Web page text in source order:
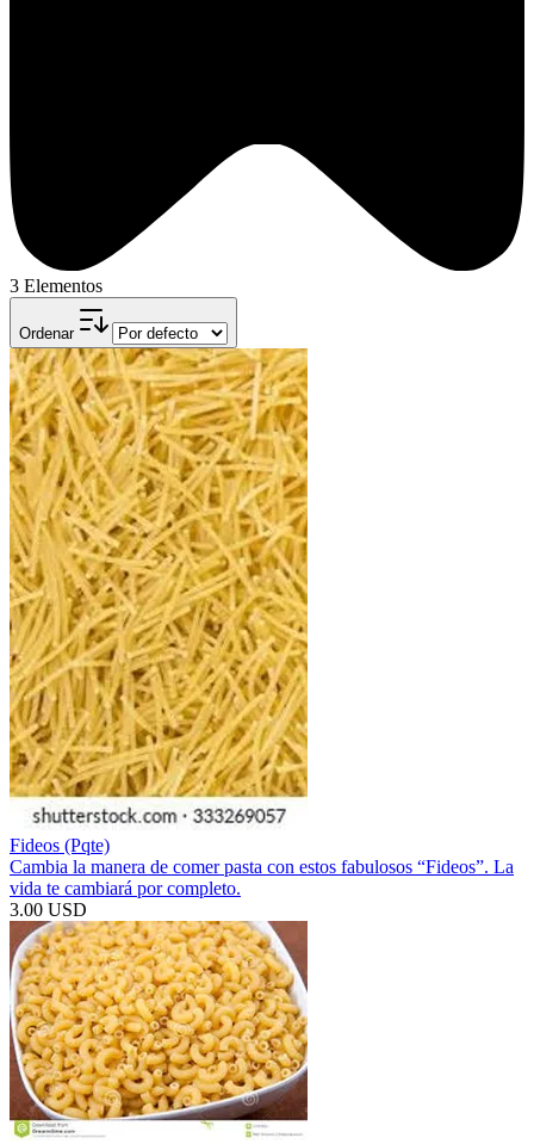
3 Elementos
Ordenar
Fideos (Pqte)
Cambia la manera de comer pasta con estos fabulosos “Fideos”. La
vida te cambiará por completo.
3.00 USD